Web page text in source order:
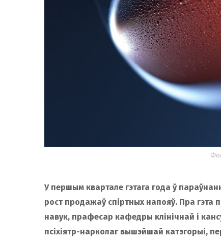
У першым квартале гэтага года ў
рост продажаў спіртных напояў. Пра гэта
навук, прафесар кафедры клінічнай і
псіхіятр-нарколаг вышэйшай катэгорыі,